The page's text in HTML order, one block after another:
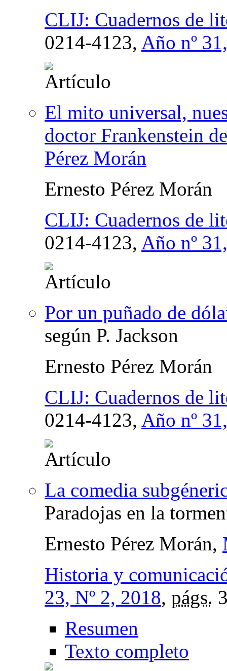
CLIJ: Cuadernos de
0214-4123, Año nº
El mito universal,
doctor Frankenstein
Pérez Morán
Ernesto Pérez Morán
CLIJ: Cuadernos de
0214-4123, Año nº
Por un puñado de
según P. Jackson
Ernesto Pérez Morán
CLIJ: Cuadernos de
0214-4123, Año nº
La comedia
Paradojas en la
Ernesto Pérez Morán,
Historia y
23, Nº 2, 2018, págs.
Resumen
Texto completo